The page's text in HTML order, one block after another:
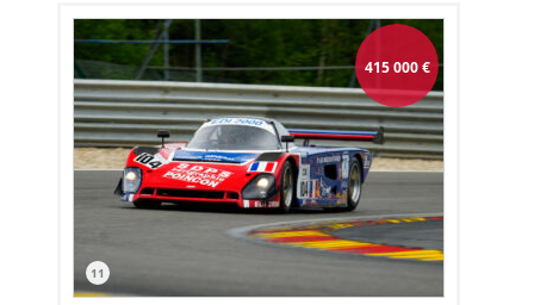
415 000€
11